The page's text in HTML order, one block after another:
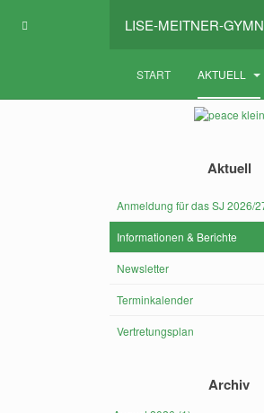
LISE-MEITNER-
START AKTUELL
Aktuell
Anmeldung für das SJ 2026/
Informationen & Berichte
Newsletter
Terminkalender
Vertretungsplan
Archiv